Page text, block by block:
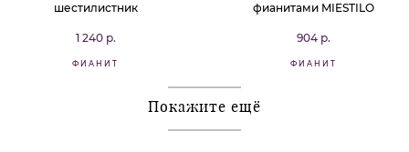
шестилистник
1 240 р.
ФИАНИТ
фианитами MIESTILO
904 р.
ФИАНИТ
Покажите ещё